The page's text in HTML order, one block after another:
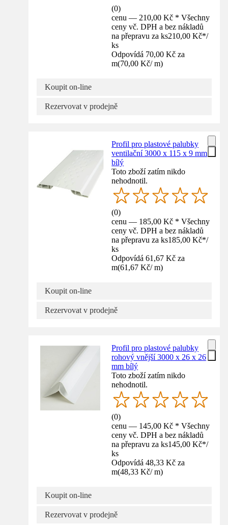
(0)
cenu — 210,00 Kč * Všechny
ceny vč. DPH a bez nákladů
na přepravu za ks210,00 Kč*/
ks
Odpovídá 70,00 Kč za
m(70,00 Kč/ m)
Koupit on-line
Rezervovat v prodejně
Profil pro plastové palubky
ventilační 3000 x 115 x 9 mm
bílý
Toto zboží zatím nikdo
nehodnotil.
(0)
cenu — 185,00 Kč * Všechny
ceny vč. DPH a bez nákladů
na přepravu za ks185,00 Kč*/
ks
Odpovídá 61,67 Kč za
m(61,67 Kč/ m)
Koupit on-line
Rezervovat v prodejně
Profil pro plastové palubky
rohový vnější 3000 x 26 x 26
mm bílý
Toto zboží zatím nikdo
nehodnotil.
(0)
cenu — 145,00 Kč * Všechny
ceny vč. DPH a bez nákladů
na přepravu za ks145,00 Kč*/
ks
Odpovídá 48,33 Kč za
m(48,33 Kč/ m)
Koupit on-line
Rezervovat v prodejně